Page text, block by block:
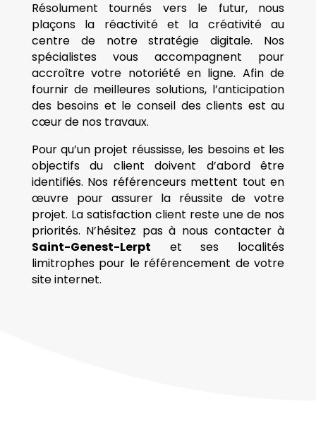
Résolument tournés vers le futur, nous
plaçons la réactivité et la créativité au
centre de notre stratégie digitale. Nos
spécialistes vous accompagnent pour
accroître votre notoriété en ligne. Afin de
fournir de meilleures solutions, l’anticipation
des besoins et le conseil des clients est au
cœur de nos travaux.
Pour qu’un projet réussisse, les besoins et les
objectifs du client doivent d’abord être
identifiés. Nos référenceurs mettent tout en
œuvre pour assurer la réussite de votre
projet. La satisfaction client reste une de nos
priorités. N’hésitez pas à nous contacter à
Saint-Genest-Lerpt et ses localités
limitrophes pour le référencement de votre
site internet.